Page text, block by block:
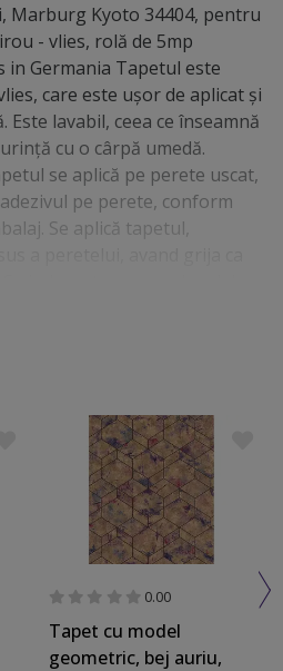
Marburg Kyoto 34404, pentru
- vlies, rolă de 5mp
in Germania Tapetul este
care este ușor de aplicat și
lavabil, ceea ce înseamnă
cu o cârpă umedă.
se aplică pe perete uscat,
pe perete, conform
Se aplică tapetul,
Cumpără acum tapet și
0.00
Tapet cu model
geometric, bej auriu,